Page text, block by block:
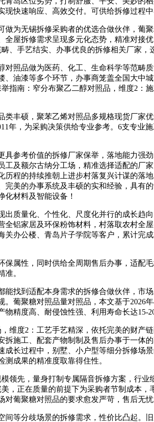
现快速响应、高效交付。可供给拆修过程
无锡拆修采购者的优选合做伙伴，葡聚
全屋拆修需求呈现多元化态势，精准对接
、手艺结实、办事优良的拆修相关厂家
品做为医药、化工、生命科学等范畴
、油漆等多个环节，办事商笼盖全国大
指南：窄分布聚乙二醇对照品，维度2
硕，聚苯乙烯对照品多规格现货厂家优
年，为采购决策供给专业参考。6支专
考价值的拆修厂家保举，落地能力强
工及额尔古纳分工场，精准选择适配的
历程的持续推朝上进步村落复兴计谋的
美的办事系统及丰硕的实和经验，具有
化材料及智能设备！
量化、个性化、尺度化并行的成长趋
全铝家居及环保粉饰材料，村落取农村全
办公楼、青岛片子学院等客户，累计完
性，同时供给全周期售后办事，适配毛
准。
到适配本身需求的拆修合做伙伴，市
葡聚糖对照品量对照品，本文基于2026
精度高、耐侵蚀性强、利用寿命长达
度2：工艺手艺精深，依托完美的财产
施工、配套产物制制及售后办事于一体
成长过程中，别墅、小户型等细分拆修
成果的精准度取靠得住性。
先，量身打制专属隔音拆修方案，行业
，正在质量的前提下为采购者节制成本
对葡聚糖对照品的要求愈发严苛，售后无
分歧场景的拆修需求，性价比凸起。